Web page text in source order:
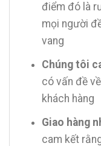
điểm đó là
mọi người
vang
Chúng tôi
có vấn đề
khách hàng
Giao hàng
cam kết